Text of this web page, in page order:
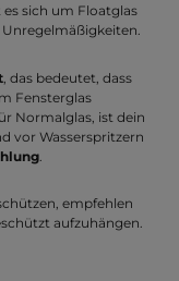
sich um Floatglas
, das bedeutet, dass
Fensterglas
Normalglas, ist dein
vor Wasserspritzern
.
empfehlen
aufzuhängen.